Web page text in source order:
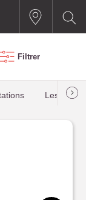
Filtrer
Les plus